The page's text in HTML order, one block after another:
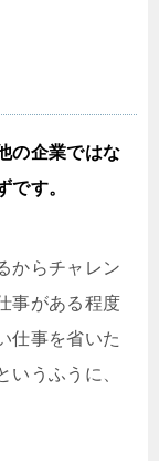
の企業ではな
です。
からチャレン
事がある程度
仕事を省いた
いうふうに、